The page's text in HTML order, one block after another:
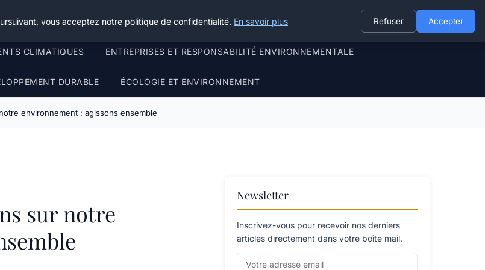
CLIMATIQUES ENTREPRISES ET RESPONSABILITÉ ENVIRONNEMENTALE
DURABLE ÉCOLOGIE ET ENVIRONNEMENT
environnement : agissons ensemble
sur notre
Newsletter
Inscrivez-vous pour recevoir nos derniers
articles directement dans votre boîte mail.
vous acceptez notre politique de confidentialité. En savoir plus Refuser Accepter